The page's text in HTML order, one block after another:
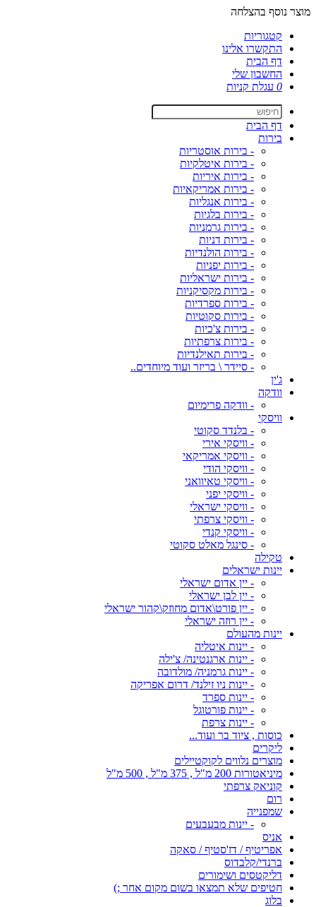
מוצר נוסף בהצלחה
קטגוריות
התקשרו אלינו
דף הבית
החשבון שלי
0 עגלת קניות
דף הבית
בירות
- בירות אוסטריות
- בירות איטלקיות
- בירות איריות
- בירות אמריקאיות
- בירות אנגליות
- בירות בלגיות
- בירות גרמניות
- בירות דניות
- בירות הולנדיות
- בירות יפניות
- בירות ישראליות
- בירות מקסיקניות
- בירות ספרדיות
- בירות סקוטיות
- בירות צ'כיות
- בירות צרפתיות
- בירות תאילנדיות
- סיידר \ בריזר ועוד מיוחדים..
ג'ין
וודקה
- וודקה פרימיום
וויסקי
- בלנדד סקוטי
- וויסקי אירי
- וויסקי אמריקאי
- וויסקי הודי
- וויסקי טאיוואני
- וויסקי יפני
- וויסקי ישראלי
- וויסקי צרפתי
- וויסקי קנדי
- סינגל מאלט סקוטי
טקילה
יינות ישראלים
- יין אדום ישראלי
- יין לבן ישראלי
- יין פורט\אדום מחוזק\קהור ישראלי
- יין רוזה ישראלי
יינות מהעולם
- יינות איטליה
- יינות ארגנטינה/ צ'ילה
- יינות גרמניה/ מולדובה
- יינות ניו זילנד/ דרום אפריקה
- יינות ספרד
- יינות פורטוגל
- יינות צרפת
כוסות , ציוד בר ועוד...
ליקרים
מוצרים נלווים לקוקטיילים
מיניאטורות 200 מ"ל , 375 מ"ל , 500 מ"ל
קוניאק צרפתי
רום
שמפנייה
- יינות מבעבעים
אניס
אפריטיף / דז'סטיף / סאקה
ברנדי/קלבדוס
דליקטסים ושימורים
חטיפים שלא תמצאו בשום מקום אחר ;)
בלוג